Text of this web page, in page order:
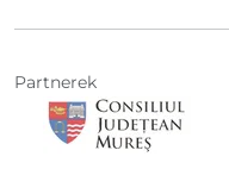
Partnerek